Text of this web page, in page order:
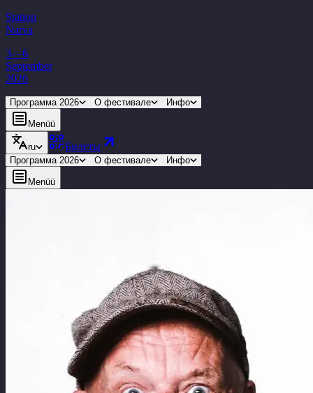
Station
Narva
3—6
September
2026
Программа 2026 О фестивале Инфо
Menüü
ru Билеты
Программа 2026 О фестивале Инфо
Menüü